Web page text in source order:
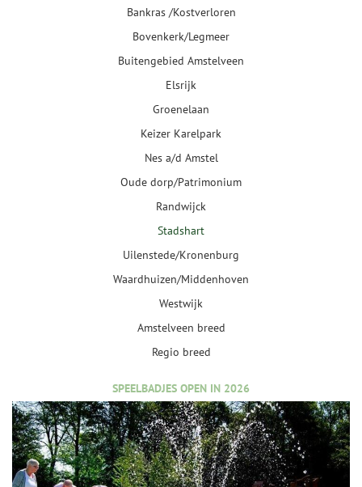
Bankras /Kostverloren
Bovenkerk/Legmeer
Buitengebied Amstelveen
Elsrijk
Groenelaan
Keizer Karelpark
Nes a/d Amstel
Oude dorp/Patrimonium
Randwijck
Stadshart
Uilenstede/Kronenburg
Waardhuizen/Middenhoven
Westwijk
Amstelveen breed
Regio breed
SPEELBADJES OPEN IN 2026